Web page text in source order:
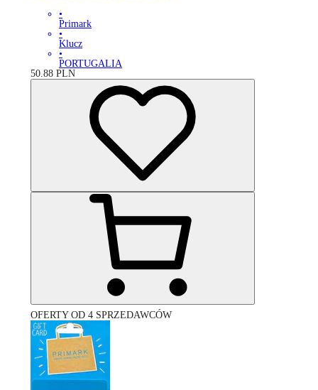
•
Primark
•
Klucz
•
PORTUGALIA
50.88 PLN
OFERTY OD 4 SPRZEDAWCÓW